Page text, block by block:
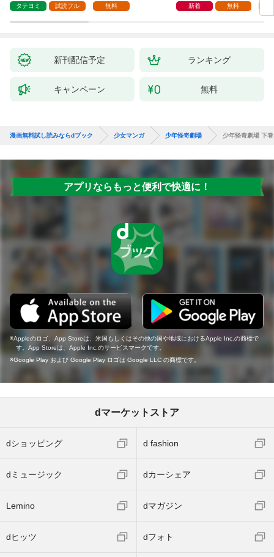
タテヨミ 試読フル 無料 新着 無料
新刊配信予定 ランキング
キャンペーン 無料
漫画無料試し読みならdブック 少女マンガ 少年怪奇劇場 少年怪奇劇場 下巻
アプリならもっと便利で快適に！
Appleのロゴ、App Storeは、米国もしくはその他の国や地域におけるApple Inc.の商標で
す。App Storeは、Apple Inc.のサービスマークです。
Google Play および Google Play ロゴは Google LLC の商標です。
dマーケットストア
dショッピング d fashion
dミュージック dカーシェア
Lemino dマガジン
dヒッツ dフォト